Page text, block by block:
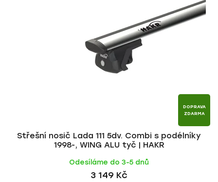
DOPRAVA
ZDARMA
Střešní nosič Lada 111 5dv. Combi s podélníky
1998-, WING ALU tyč | HAKR
Odesíláme do 3-5 dnů
3 149 Kč